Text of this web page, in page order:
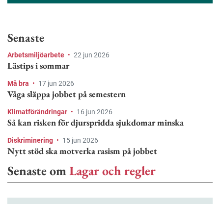
Senaste
Arbetsmiljöarbete • 22 jun 2026
Lästips i sommar
Må bra • 17 jun 2026
Våga släppa jobbet på semestern
Klimatförändringar • 16 jun 2026
Så kan risken för djurspridda sjukdomar minska
Diskriminering • 15 jun 2026
Nytt stöd ska motverka rasism på jobbet
Senaste omLagar och regler